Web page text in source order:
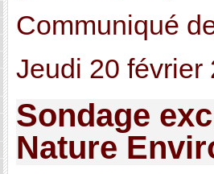
Communiqué
Jeudi 20 février
Sondage
Nature